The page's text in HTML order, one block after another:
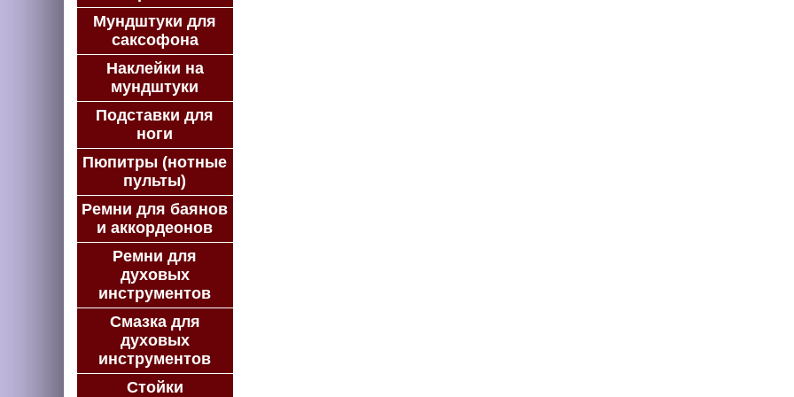
Мундштуки для
саксофона
Наклейки на
мундштуки
Подставки для
ноги
Пюпитры (нотные
пульты)
Ремни для баянов
и аккордеонов
Ремни для
духовых
инструментов
Смазка для
духовых
инструментов
Стойки